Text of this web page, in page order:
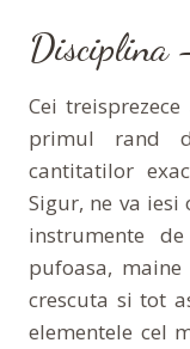
Disciplina
Cei
primul rand
cantitatilor
Sigur, ne va
instrumente
pufoasa,
crescuta si tot
elementele cel